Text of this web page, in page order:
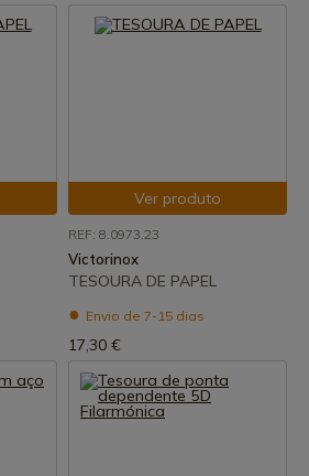
Ver produto
REF: 8.0973.23
Victorinox
TESOURA DE PAPEL
Envio de 7-15 dias
17,30 €